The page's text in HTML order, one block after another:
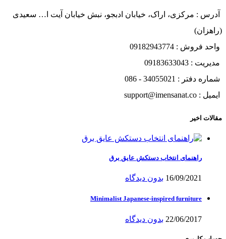
آدرس : مرکزی، اراک، خیابان ادبجو، نبش خیابان آیت ا… سعیدی
(راهزان)
واحد فروش : 09182943774
مدیریت : 09183633043
شماره دفتر : 34055021 - 086
ایمیل : support@imensanat.co
مقالات اخیر
راهنمای انتخاب دستکش عایق برق
16/09/2021 بدون دیدگاه
Minimalist Japanese-inspired furniture
22/06/2017 بدون دیدگاه